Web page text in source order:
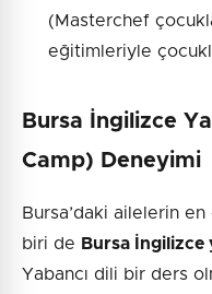
(Masterchef
eğitimleriyle
Bursa İngilizce
Camp) Deneyimi
Bursa’daki ailelerin
biri de Bursa İngilizce
Yabancı dili bir ders